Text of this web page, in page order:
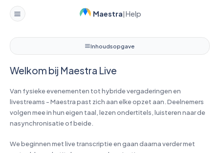
Maestra|Help
Welkom bij Maestra Live
Inhoudsopgave
Welkom bij Maestra Live
Van fysieke evenementen tot hybride vergaderingen en
livestreams - Maestra past zich aan elke opzet aan. Deelnemers
volgen mee in hun eigen taal, lezen ondertitels, luisteren naar de
nasynchronisatie of beide.
We beginnen met live transcriptie en gaan daarna verder met